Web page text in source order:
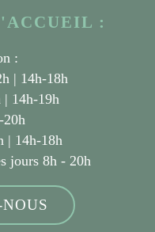
:
:
| 14h-18h
| 14h-19h
20h
| 14h-18h
jours 8h - 20h